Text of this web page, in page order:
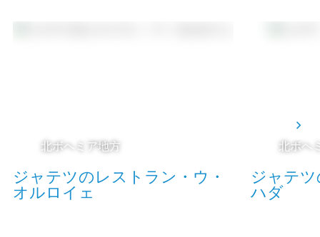
北ボヘミア地方
ジャテツのレストラン・ウ・
オルロイェ
北ボヘ
ジャテ
ハダ